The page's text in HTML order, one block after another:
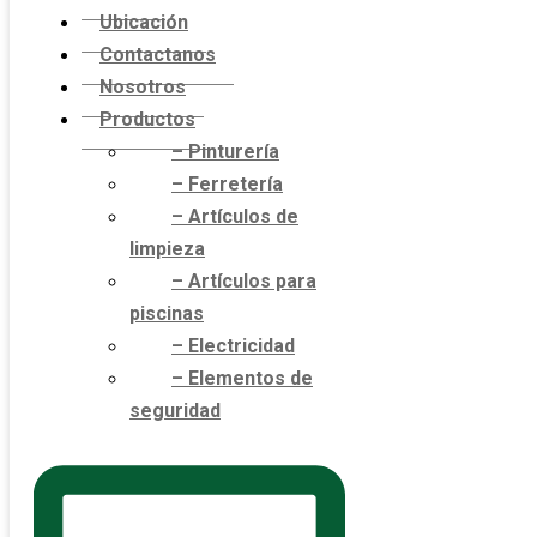
Ubicación
Contactanos
Nosotros
Productos
– Pinturería
– Ferretería
– Artículos de
limpieza
– Artículos para
piscinas
– Electricidad
– Elementos de
seguridad